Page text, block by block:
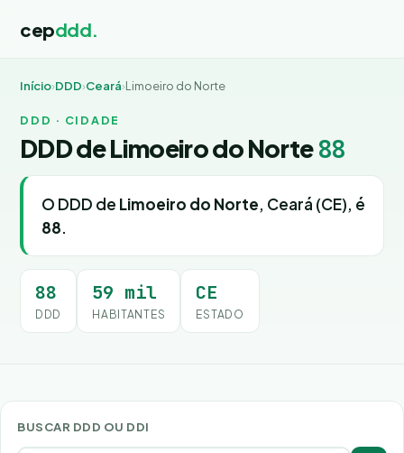
cepddd.
Início›DDD›Ceará›Limoeiro do Norte
DDD · CIDADE
DDD de Limoeiro do Norte88
O DDD de Limoeiro do Norte, Ceará (CE), é
88.
88
DDD
59 mil
HABITANTES
CE
ESTADO
BUSCAR DDD OU DDI